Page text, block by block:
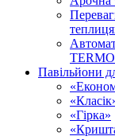
Павільйони
«Гірка»